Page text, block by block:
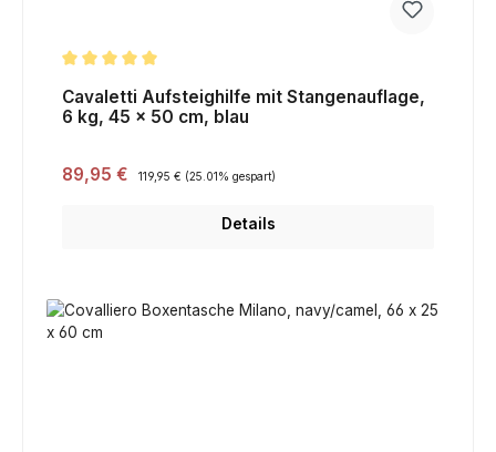
Cavaletti Aufsteighilfe mit Stangenauflage,
6 kg, 45 x 50 cm, blau
Verkaufspreis:
89,95 € Regulärer Preis:
119,95 € (25.01% gespart)
Details